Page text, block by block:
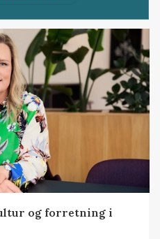
og forretning i